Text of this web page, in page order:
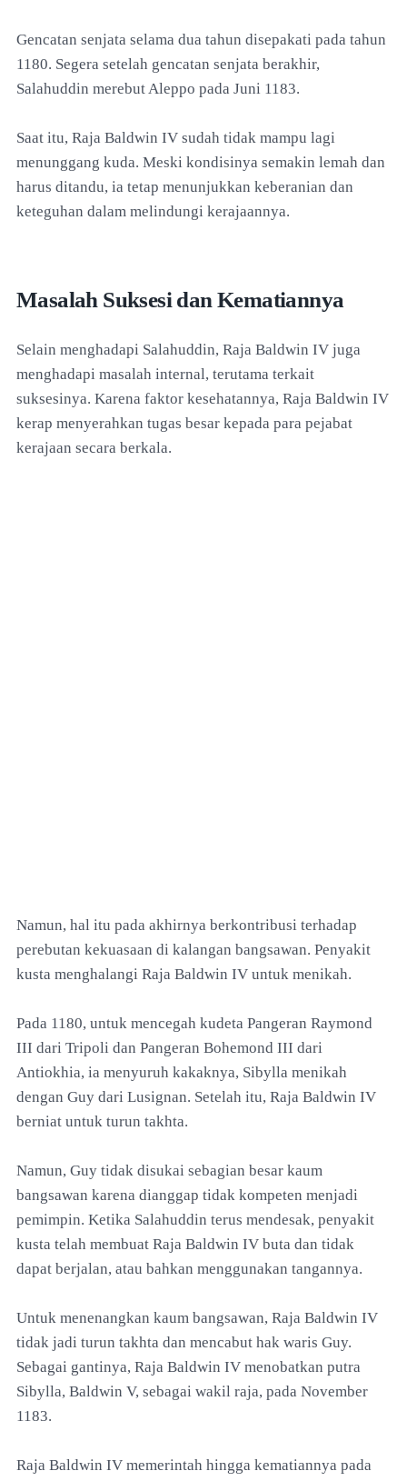
Gencatan senjata selama dua tahun disepakati pada tahun
1180. Segera setelah gencatan senjata berakhir,
Salahuddin merebut Aleppo pada Juni 1183.
Saat itu, Raja Baldwin IV sudah tidak mampu lagi
menunggang kuda. Meski kondisinya semakin lemah dan
harus ditandu, ia tetap menunjukkan keberanian dan
keteguhan dalam melindungi kerajaannya.
Masalah Suksesi dan Kematiannya
Selain menghadapi Salahuddin, Raja Baldwin IV juga
menghadapi masalah internal, terutama terkait
suksesinya. Karena faktor kesehatannya, Raja Baldwin IV
kerap menyerahkan tugas besar kepada para pejabat
kerajaan secara berkala.
Namun, hal itu pada akhirnya berkontribusi terhadap
perebutan kekuasaan di kalangan bangsawan. Penyakit
kusta menghalangi Raja Baldwin IV untuk menikah.
Pada 1180, untuk mencegah kudeta Pangeran Raymond
III dari Tripoli dan Pangeran Bohemond III dari
Antiokhia, ia menyuruh kakaknya, Sibylla menikah
dengan Guy dari Lusignan. Setelah itu, Raja Baldwin IV
berniat untuk turun takhta.
Namun, Guy tidak disukai sebagian besar kaum
bangsawan karena dianggap tidak kompeten menjadi
pemimpin. Ketika Salahuddin terus mendesak, penyakit
kusta telah membuat Raja Baldwin IV buta dan tidak
dapat berjalan, atau bahkan menggunakan tangannya.
Untuk menenangkan kaum bangsawan, Raja Baldwin IV
tidak jadi turun takhta dan mencabut hak waris Guy.
Sebagai gantinya, Raja Baldwin IV menobatkan putra
Sibylla, Baldwin V, sebagai wakil raja, pada November
1183.
Raja Baldwin IV memerintah hingga kematiannya pada